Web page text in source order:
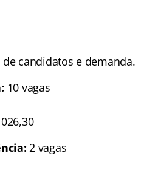
candidatos e demanda.
10 vagas
2 vagas